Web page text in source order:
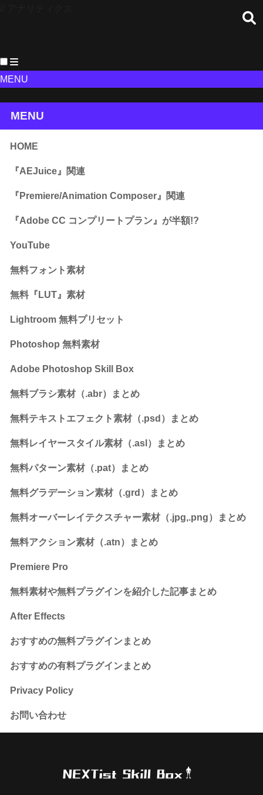
MENU
MENU
HOME
『AEJuice』関連
『Premiere/Animation Composer』関連
『Adobe CC コンプリートプラン』が半額!?
YouTube
無料フォント素材
無料『LUT』素材
Lightroom 無料プリセット
Photoshop 無料素材
Adobe Photoshop Skill Box
無料ブラシ素材（.abr）まとめ
無料テキストエフェクト素材（.psd）まとめ
無料レイヤースタイル素材（.asl）まとめ
無料パターン素材（.pat）まとめ
無料グラデーション素材（.grd）まとめ
無料オーバーレイテクスチャー素材（.jpg,.png）まとめ
無料アクション素材（.atn）まとめ
Premiere Pro
無料素材や無料プラグインを紹介した記事まとめ
After Effects
おすすめの無料プラグインまとめ
おすすめの有料プラグインまとめ
Privacy Policy
お問い合わせ